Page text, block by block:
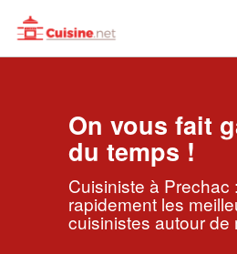
On vous fait
du temps !
Cuisiniste à Prechac
rapidement les
cuisinistes autour de